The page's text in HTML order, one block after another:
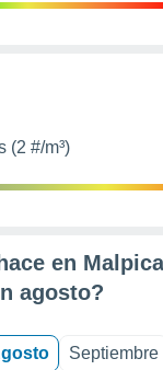
(2 #/m³)
en
agosto?
Septiembre